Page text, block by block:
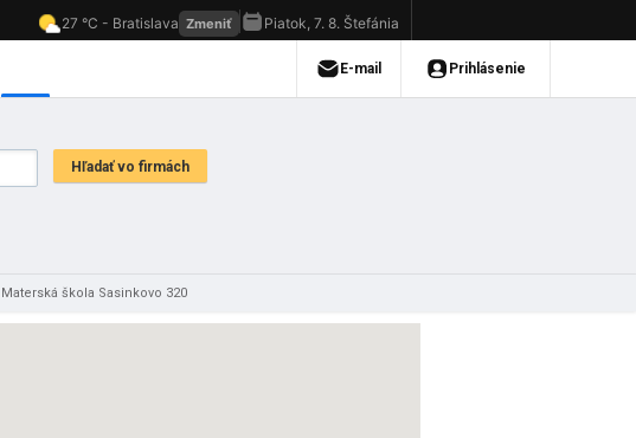
Materská škola Sasinkovo 320